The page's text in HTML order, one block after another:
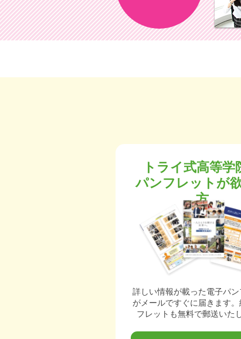
トライ式高等学
パンフレットが
方
詳しい情報が載った電子パン
がメールですぐに届きます。
フレットも無料で郵送いた